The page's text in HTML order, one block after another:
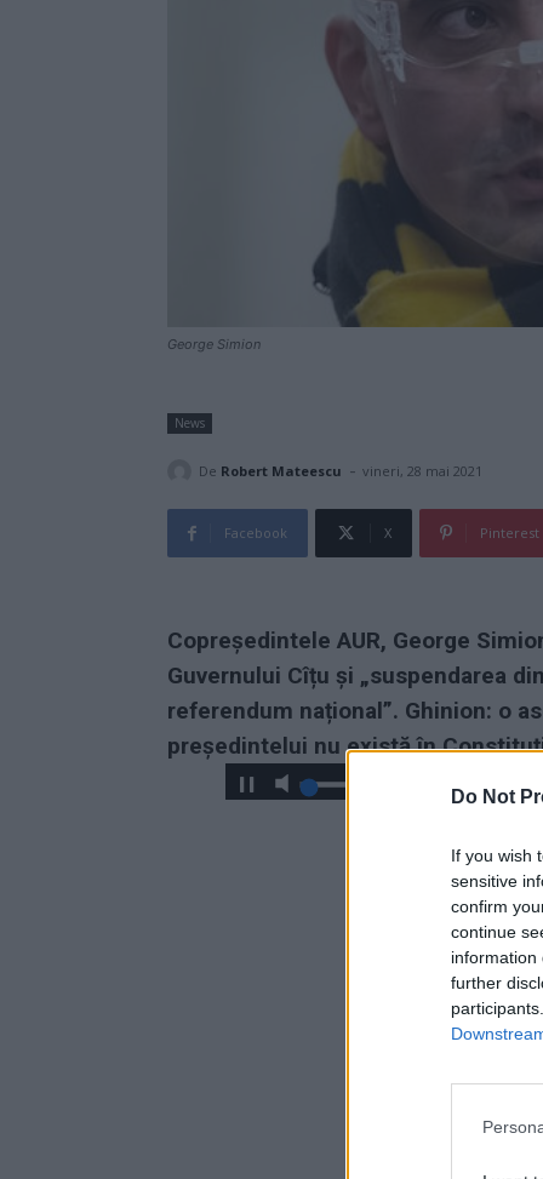
Do Not
If you wish
sensitive
confirm
continue
information
further
George Simion
News
De Robert Mateescu - vineri, 28 mai 2021
Facebook X Pinterest
Copreședintele AUR, George
Guvernului Cîțu și „suspendarea
referendum național”. Ghinion: o
președintelui nu există în